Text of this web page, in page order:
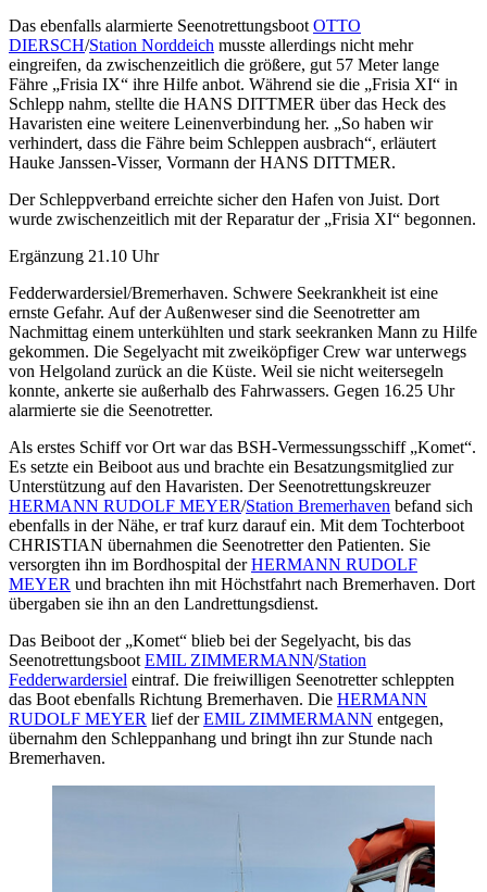
Das ebenfalls alarmierte SeenotrettungsbootOTTO
DIERSCH/Station Norddeich musste allerdings nicht mehr
eingreifen, da zwischenzeitlich die größere, gut 57 Meter lange
Fähre „Frisia IX“ ihre Hilfe anbot. Während sie die „Frisia XI“ in
Schlepp nahm, stellte die HANS DITTMER über das Heck des
Havaristen eine weitere Leinenverbindung her. „So haben wir
verhindert, dass die Fähre beim Schleppen ausbrach“, erläutert
Hauke Janssen-Visser, Vormann der HANS DITTMER.
Der Schleppverband erreichte sicher den Hafen von Juist. Dort
wurde zwischenzeitlich mit der Reparatur der „Frisia XI“ begonnen.
Ergänzung 21.10 Uhr
Fedderwardersiel/Bremerhaven. Schwere Seekrankheit ist eine
ernste Gefahr. Auf der Außenweser sind die Seenotretter am
Nachmittag einem unterkühlten und stark seekranken Mann zu Hilfe
gekommen. Die Segelyacht mit zweiköpfiger Crew war unterwegs
von Helgoland zurück an die Küste. Weil sie nicht weitersegeln
konnte, ankerte sie außerhalb des Fahrwassers. Gegen 16.25 Uhr
alarmierte sie die Seenotretter.
Als erstes Schiff vor Ort war das BSH-Vermessungsschiff „Komet“.
Es setzte ein Beiboot aus und brachte ein Besatzungsmitglied zur
Unterstützung auf den Havaristen. Der Seenotrettungskreuzer
HERMANN RUDOLF MEYER/Station Bremerhaven befand sich
ebenfalls in der Nähe, er traf kurz darauf ein. Mit dem Tochterboot
CHRISTIAN übernahmen die Seenotretter den Patienten. Sie
versorgten ihn im Bordhospital derHERMANN RUDOLF
MEYER und brachten ihn mit Höchstfahrt nach Bremerhaven. Dort
übergaben sie ihn an den Landrettungsdienst.
Das Beiboot der „Komet“ blieb bei der Segelyacht, bis das
SeenotrettungsbootEMIL ZIMMERMANN/Station
Fedderwardersiel eintraf. Die freiwilligen Seenotretter schleppten
das Boot ebenfalls Richtung Bremerhaven. Die HERMANN
RUDOLF MEYER lief derEMIL ZIMMERMANN entgegen,
übernahm den Schleppanhang und bringt ihn zur Stunde nach
Bremerhaven.